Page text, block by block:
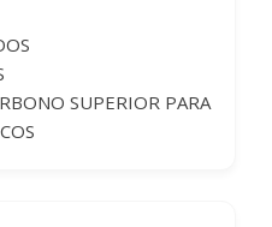
SUPERIOR PARA